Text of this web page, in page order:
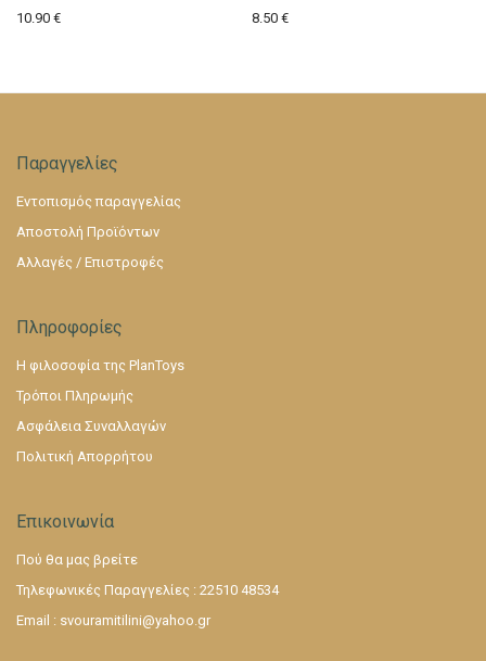
10.90 €
8.50 €
Παραγγελίες
Εντοπισμός παραγγελίας
Αποστολή Προϊόντων
Αλλαγές / Επιστροφές
Πληροφορίες
Η φιλοσοφία της PlanToys
Τρόποι Πληρωμής
Ασφάλεια Συναλλαγών
Πολιτική Απορρήτου
Επικοινωνία
Πού θα μας βρείτε
Τηλεφωνικές Παραγγελίες : 22510 48534
Email : svouramitilini@yahoo.gr